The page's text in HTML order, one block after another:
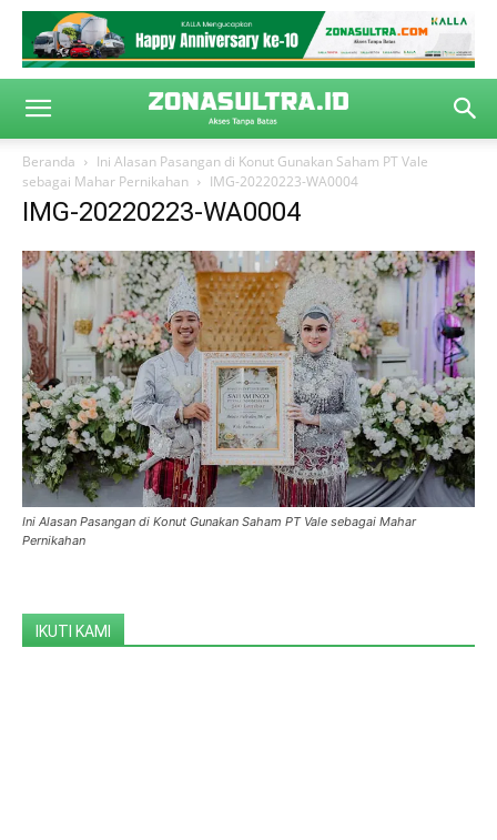
Beranda
Ini Alasan Pasangan di Konut Gunakan Saham PT Vale
sebagai Mahar Pernikahan
IMG-20220223-WA0004
IMG-20220223-WA0004
Ini Alasan Pasangan di Konut Gunakan Saham PT Vale sebagai Mahar
Pernikahan
IKUTI KAMI